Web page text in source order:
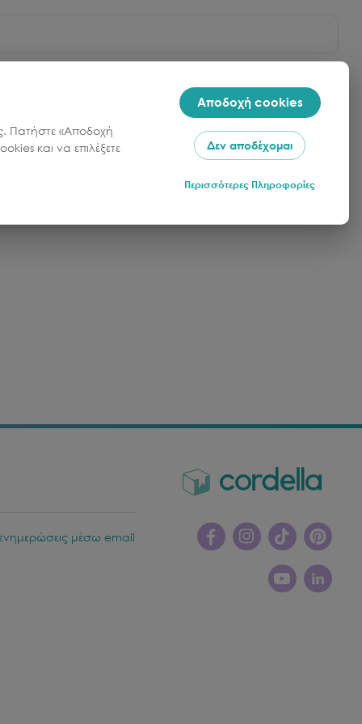
μέσω email
Πατήστε «Αποδοχή
και να επιλέξετε
Αποδοχή cookies
Δεν αποδέχομαι
Περισσότερες Πληροφορίες